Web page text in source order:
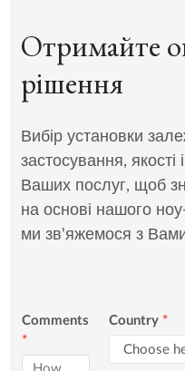
Отримайте
рішення
Вибір установки
застосування,
Ваших послуг, щоб
на основі нашого
ми зв'яжемося з
Comments
*
Country *